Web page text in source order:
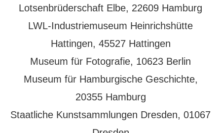
Lotsenbrüderschaft Elbe, 22609 Hamburg
LWL-Industriemuseum Heinrichshütte
Hattingen, 45527 Hattingen
Museum für Fotografie, 10623 Berlin
Museum für Hamburgische Geschichte,
20355 Hamburg
Staatliche Kunstsammlungen Dresden, 01067